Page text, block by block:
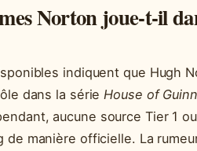
Norton joue-t-il
indiquent que Hugh
dans la série House of
aucune source Tier 1
de manière officielle. La